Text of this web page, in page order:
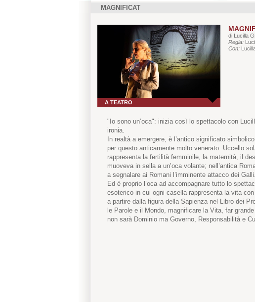
MAGNIFICAT
A TEATRO
di Lucilla
Regia:
Con:
"Io sono un’oca": inizia così lo spettacolo con
ironia.
In realtà a emergere, è l’antico significato
per questo anticamente molto venerato. Uccello
rappresenta la fertilità femminile, la maternità, il
muoveva in sella a un’oca volante; nell’antica
a segnalare ai Romani l’imminente attacco dei Galli.
Ed è proprio l’oca ad accompagnare tutto lo
esoterico in cui ogni casella rappresenta la vita
a partire dalla figura della Sapienza nel Libro dei
le Parole e il Mondo, magnificare la Vita, far
non sarà Dominio ma Governo, Responsabilità e